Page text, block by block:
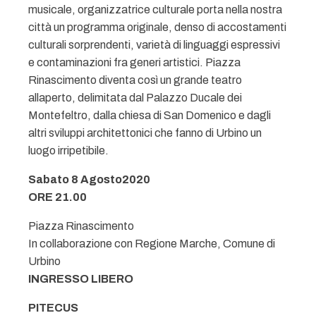
musicale, organizzatrice culturale porta nella nostra
città un programma originale, denso di accostamenti
culturali sorprendenti, varietà di linguaggi espressivi
e contaminazioni fra generi artistici. Piazza
Rinascimento diventa così un grande teatro
allaperto, delimitata dal Palazzo Ducale dei
Montefeltro, dalla chiesa di San Domenico e dagli
altri sviluppi architettonici che fanno di Urbino un
luogo irripetibile.
Sabato 8 Agosto2020
ORE 21.00
Piazza Rinascimento
In collaborazione con Regione Marche, Comune di
Urbino
INGRESSO LIBERO
PITECUS